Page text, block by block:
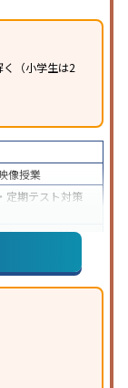
（小学生は2
像授業
定期テスト対策
オンライン対応
講可
ート調査方法を参